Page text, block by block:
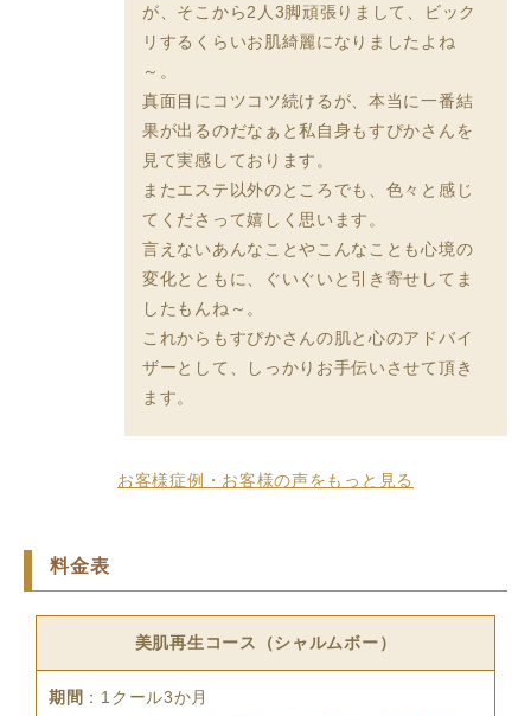
が、そこから2人3脚頑張りまして、ビック
リするくらいお肌綺麗になりましたよね
～。
真面目にコツコツ続けるが、本当に一番結
果が出るのだなぁと私自身もすぴかさんを
見て実感しております。
またエステ以外のところでも、色々と感じ
てくださって嬉しく思います。
言えないあんなことやこんなことも心境の
変化とともに、ぐいぐいと引き寄せしてま
したもんね～。
これからもすぴかさんの肌と心のアドバイ
ザーとして、しっかりお手伝いさせて頂き
ます。
お客様症例・お客様の声をもっと見る
料金表
美肌再生コース（シャルムボー）
期間 ：1クール3か月